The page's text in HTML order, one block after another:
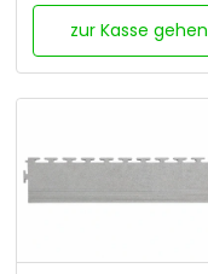
zur Kasse gehen